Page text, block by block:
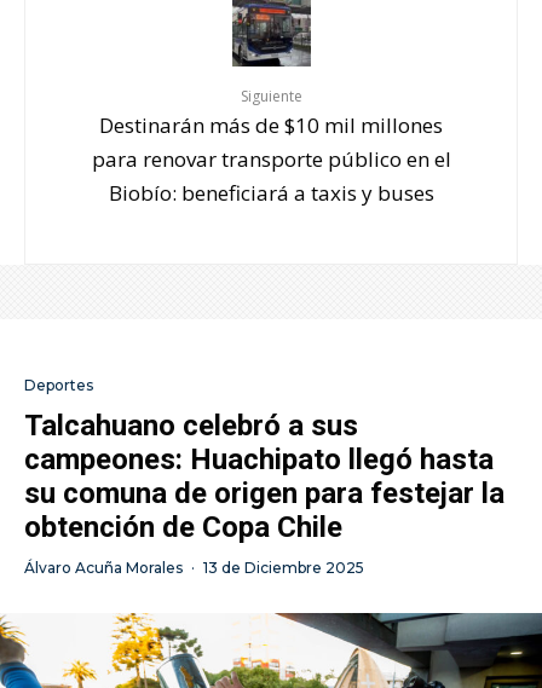
Siguiente
Destinarán más de $10 mil millones
para renovar transporte público en el
Biobío: beneficiará a taxis y buses
Deportes
Talcahuano celebró a sus
campeones: Huachipato llegó hasta
su comuna de origen para festejar la
obtención de Copa Chile
Álvaro Acuña Morales · 13 de Diciembre 2025